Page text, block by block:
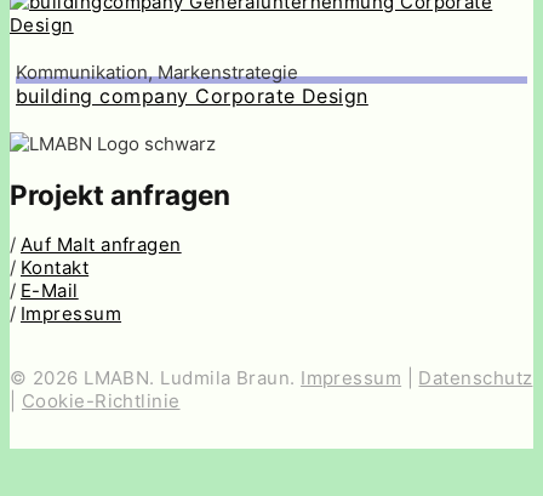
Kommunikation, Markenstrategie
building company Corporate Design
Projekt anfragen
/ Auf Malt anfragen
/ Kontakt
/ E-Mail
/ Impressum
© 2026 LMABN. Ludmila Braun. Impressum
Datenschutz
Cookie-Richtlinie